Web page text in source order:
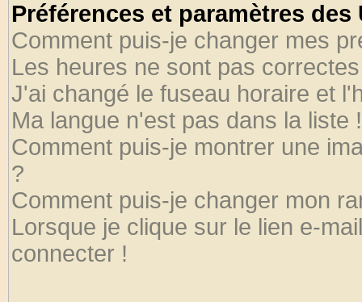
Préférences et paramètres
Comment puis-je changer mes
Les heures ne sont pas
J'ai changé le fuseau horaire et
Ma langue n'est pas dans la liste !
Comment puis-je montrer une
?
Comment puis-je changer mon
Lorsque je clique sur le lien e-
connecter !